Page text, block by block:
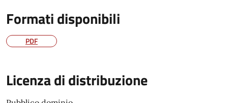
Formati disponibili
PDF
Licenza di distribuzione